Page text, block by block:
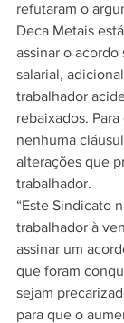
refutaram o
Deca Metais
assinar o
salarial,
trabalhador
rebaixados.
nenhuma
alterações que
trabalhador.
“Este Sindicato
trabalhador à
assinar um
que foram
sejam
para que o